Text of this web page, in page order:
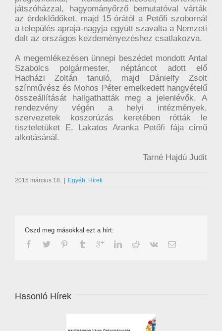
játszóházzal, hagyományőrző bemutatóval várták
az érdeklődőket, majd 15 órától a Petőfi szobornál
a település apraja-nagyja együtt szavalta a Nemzeti
dalt az országos kezdeményezéshez csatlakozva.
A megemlékezésen ünnepi beszédet mondott Antal
Szabolcs polgármester, néptáncot adott elő
Hadházi Zoltán tanuló, majd Dánielfy Zsolt
színművész és Mohos Péter emelkedett hangvételű
összeállítását hallgathatták meg a jelenlévők. A
rendezvény végén a helyi intézmények,
szervezetek koszorúzás keretében rótták le
tiszteletüket E. Lakatos Aranka Petőfi fája című
alkotásánál.
Tarné Hajdú Judit
2015 március 18. Egyéb, Hírek
Oszd meg másokkal ezt a hírt:
Hasonló Hírek